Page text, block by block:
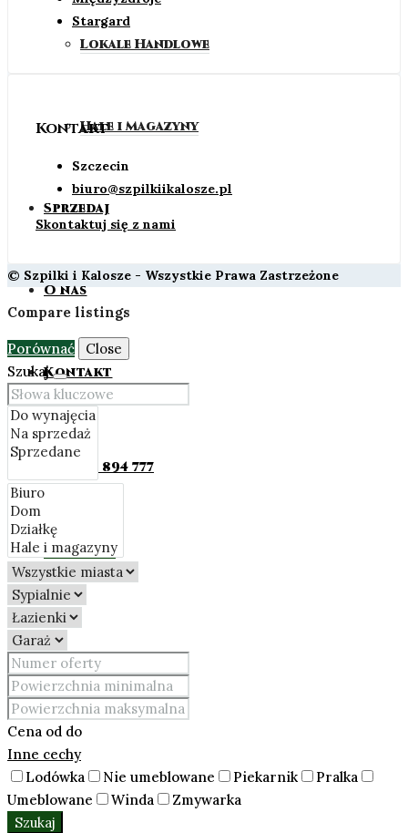
Lokale Handlowe
Hale i Magazyny
Sprzedaj
O nas
Kontakt
+48 690 894 777
KONTAKT
Stargard
Kontakt
Szczecin
biuro@szpilkiikalosze.pl
Skontaktuj się z nami
© Szpilki i Kalosze - Wszystkie Prawa Zastrzeżone
Compare listings
Porównać
Close
Szukaj
Cena od do
Inne cechy
Lodówka
Nie umeblowane Piekarnik
Pralka
Umeblowane
Winda
Zmywarka
Szukaj